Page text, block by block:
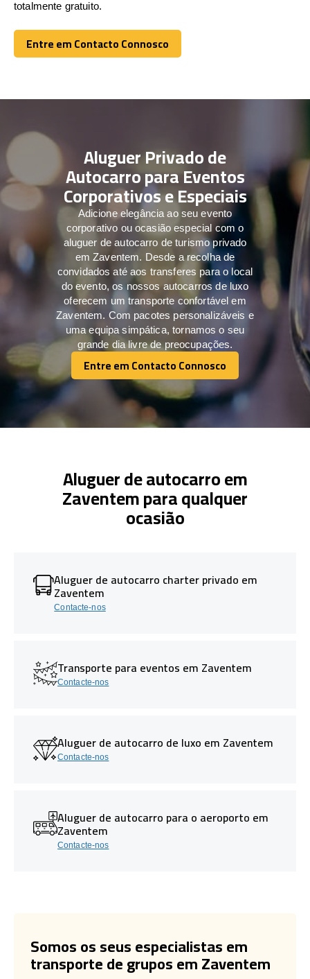
totalmente gratuito.
Entre em Contacto Connosco
Entre em Contacto Connosco
Aluguer Privado de
Autocarro para Eventos
Corporativos e Especiais
Adicione elegância ao seu evento
corporativo ou ocasião especial com o
aluguer de autocarro de turismo privado
em Zaventem. Desde a recolha de
convidados até aos transferes para o local
do evento, os nossos autocarros de luxo
oferecem um transporte confortável em
Zaventem. Com pacotes personalizáveis e
uma equipa simpática, tornamos o seu
grande dia livre de preocupações.
Entre em Contacto Connosco
Entre em Contacto Connosco
Aluguer de autocarro em
Zaventem para qualquer
ocasião
Aluguer de autocarro charter privado em
Zaventem
Contacte-nos
Transporte para eventos em Zaventem
Contacte-nos
Aluguer de autocarro de luxo em Zaventem
Contacte-nos
Aluguer de autocarro para o aeroporto em
Zaventem
Contacte-nos
Somos os seus especialistas em
transporte de grupos em Zaventem